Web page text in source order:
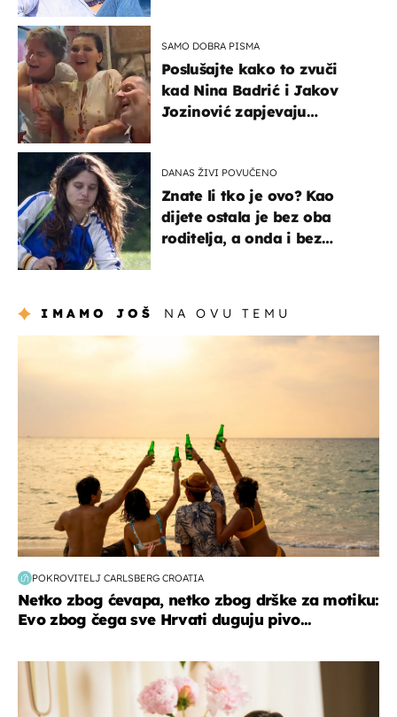
SAMO DOBRA PISMA
Poslušajte kako to zvuči
kad Nina Badrić i Jakov
Jozinović zapjevaju
DANAS ŽIVI POVUČENO
Znate li tko je ovo? Kao
dijete ostala je bez oba
roditelja, a onda i bez
IMAMO JOŠ NA OVU TEMU
POKROVITELJ CARLSBERG CROATIA
Netko zbog ćevapa, netko zbog drške za motiku:
Evo zbog čega sve Hrvati duguju pivo...
moda & ljepota